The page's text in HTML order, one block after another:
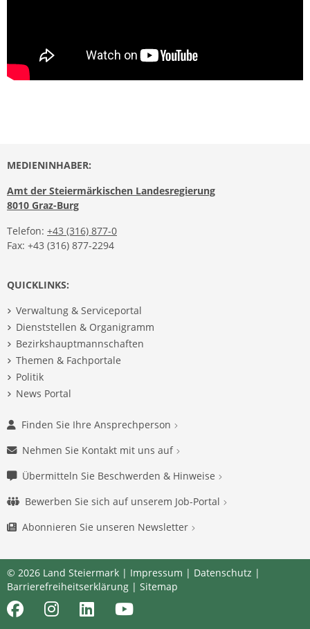
MEDIENINHABER:
Amt der Steiermärkischen Landesregierung
8010 Graz-Burg
Telefon: +43 (316) 877-0
Fax: +43 (316) 877-2294
QUICKLINKS:
Verwaltung & Serviceportal
Dienststellen & Organigramm
Bezirkshauptmannschaften
Themen & Fachportale
Politik
News Portal
Finden Sie Ihre Ansprechperson
Nehmen Sie Kontakt mit uns auf
Übermitteln Sie Beschwerden & Hinweise
Bewerben Sie sich auf unserem Job-Portal
Abonnieren Sie unseren Newsletter
© 2026 Land Steiermark | Impressum | Datenschutz |
Barrierefreiheitserklärung | Sitemap
FacebookInstagramLinkedInYoutube